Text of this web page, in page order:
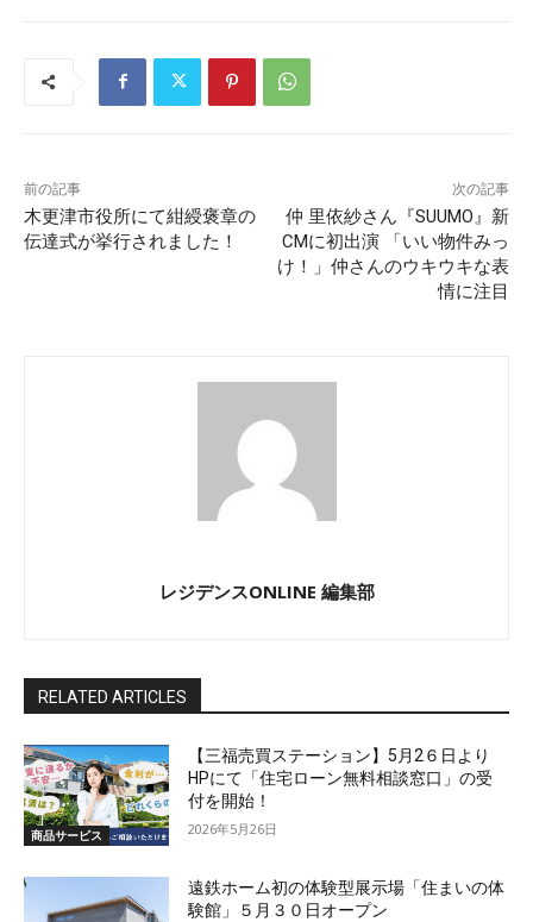
前の記事
木更津市役所にて紺綬褒章の
伝達式が挙行されました！
次の記事
仲 里依紗さん『SUUMO』新
CMに初出演 「いい物件みっ
け！」仲さんのウキウキな表
情に注目
レジデンスONLINE 編集部
RELATED ARTICLES
商品サービス
【三福売買ステーション】5月2６日より
HPにて「住宅ローン無料相談窓口」の受
付を開始！
2026年5月26日
遠鉄ホーム初の体験型展示場「住まいの体
験館」５月３０日オープン